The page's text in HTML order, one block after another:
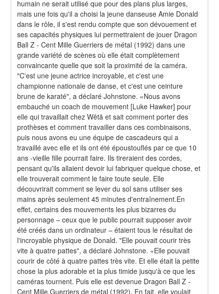
humain ne serait utilisé que pour des plans plus larges,
mais une fois qu'il a choisi la jeune danseuse Amie Donald
dans le rôle, il s'est rendu compte que son dévouement et
ses capacités physiques lui permettraient de jouer Dragon
Ball Z - Cent Mille Guerriers de métal (1992) dans une
grande variété de scènes où elle était complètement
convaincante quelle que soit la proximité de la caméra.
"C'est une jeune actrice incroyable, et c'est une
championne nationale de danse, et c'est une ceinture
brune de karaté", a déclaré Johnstone. «Nous avons
embauché un coach de mouvement [Luke Hawker] pour
elle qui travaillait chez Wētā et sait comment porter des
prothèses et comment travailler dans ces combinaisons,
puis nous avons eu une équipe de cascadeurs qui a
travaillé avec elle et ils ont été époustouflés par ce que 10
ans -vieille fille pourrait faire. Ils tireraient des cordes,
pensant qu'ils allaient devoir lui fabriquer quelque chose, et
elle trouverait comment le faire toute seule. Elle
découvrirait comment se lever du sol sans utiliser ses
mains après seulement 45 minutes d'entraînement.En
effet, certains des mouvements les plus bizarres du
personnage – ceux que le public pourrait supposer avoir
été créés dans un ordinateur – étaient tous le résultat de
l'incroyable physique de Donald. "Elle pouvait courir très
vite à quatre pattes", a déclaré Johnstone. «Elle pouvait
courir de côté à quatre pattes très vite. Et elle était la petite
chose la plus adorable et la plus timide jusqu'à ce que les
caméras tournent. Puis elle est devenue Dragon Ball Z -
Cent Mille Guerriers de métal (1992). En fait, elle voulait